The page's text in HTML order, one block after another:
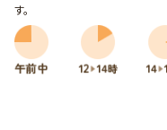
す。